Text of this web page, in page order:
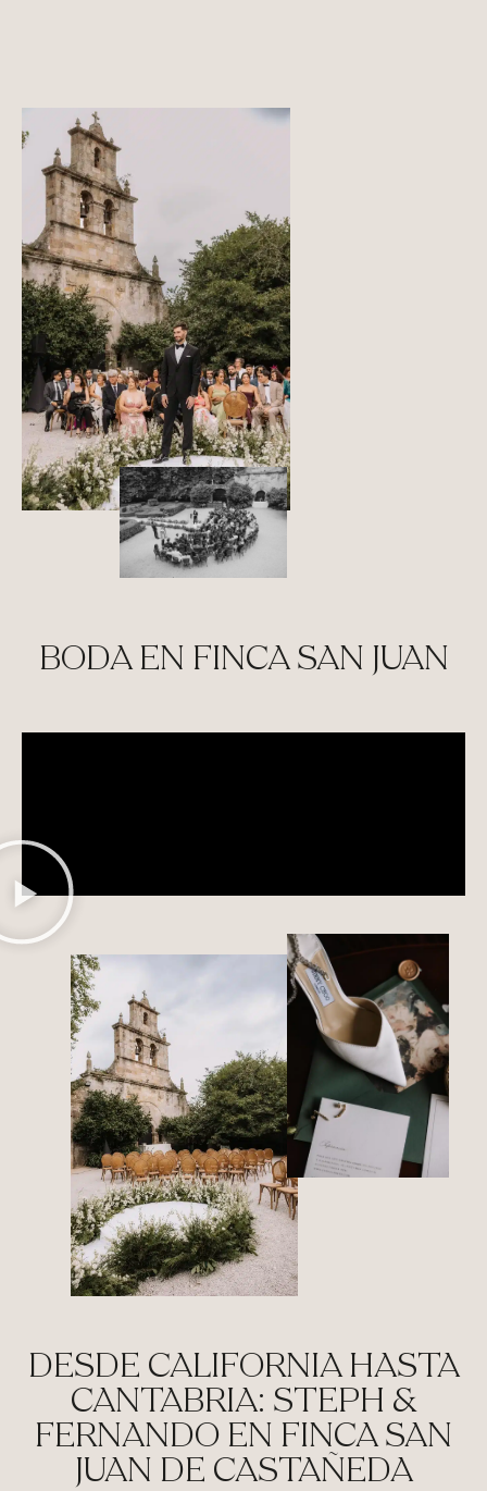
BODA EN FINCA SAN JUAN
DESDE CALIFORNIA HASTA
CANTABRIA: STEPH &
FERNANDO EN FINCA SAN
JUAN DE CASTAÑEDA